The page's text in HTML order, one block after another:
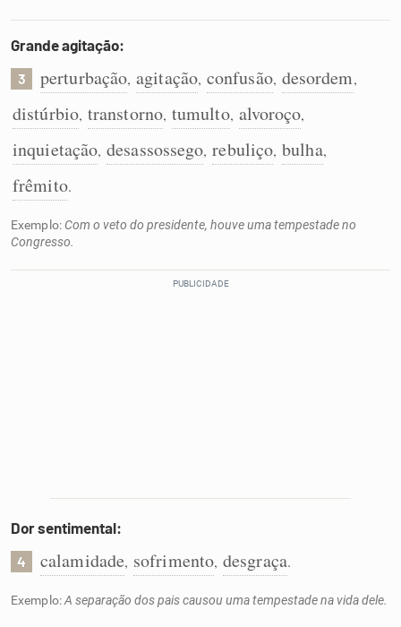
Grande agitação:
3 perturbação, agitação, confusão, desordem,
distúrbio, transtorno, tumulto, alvoroço,
inquietação, desassossego, rebuliço, bulha,
frêmito.
Exemplo: Com o veto do presidente, houve uma tempestade no
Congresso.
Dor sentimental:
4 calamidade, sofrimento, desgraça.
Exemplo:A separação dos pais causou uma tempestade na vida dele.